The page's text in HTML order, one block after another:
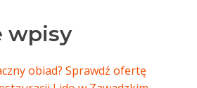
wpisy
obiad? Sprawdź ofertę